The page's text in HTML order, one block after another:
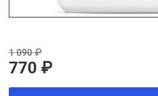
1 090 ₽
770 ₽